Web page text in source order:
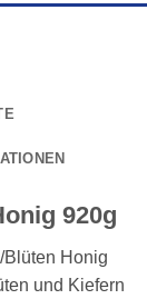
920g
Honig
und Kiefern